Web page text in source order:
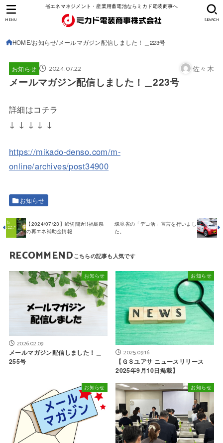
省エネマネジメント・産業用蓄電池ならミカド電装商事へ
SEARCH
MENU
HOME お知らせ メールマガジン配信しました！＿223号
お知らせ 2024.07.22 佐々木
メールマガジン配信しました！＿223号
詳細はコチラ
↓ ↓ ↓ ↓ ↓
https://mikado-denso.com/m-
online/archives/post34900
お知らせ
環境省の「デコ活」宣言を行いまし
た。
【2024/07/23】締切間近!!福島県
の再エネ補助金情報
RECOMMEND
お知らせ
2026.02.09
メールマガジン配信しました！＿
255号
お知らせ
2025.09.16
【ＧＳユアサ ニュースリリース
2025年9月10日掲載】
お知らせ お知らせ